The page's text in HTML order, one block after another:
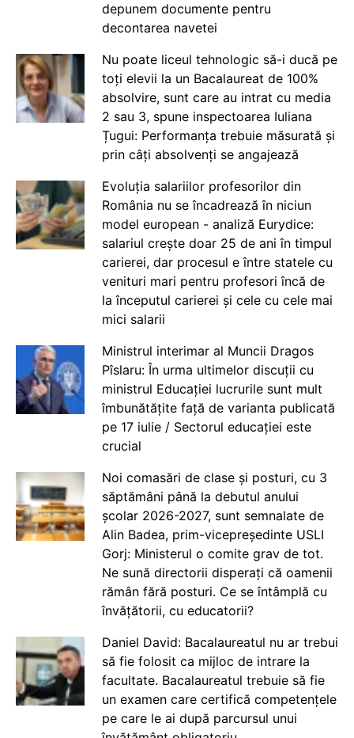
depunem documente pentru
decontarea navetei
Nu poate liceul tehnologic să-i ducă pe
toți elevii la un Bacalaureat de 100%
absolvire, sunt care au intrat cu media
2 sau 3, spune inspectoarea Iuliana
Țugui: Performanța trebuie măsurată și
prin câți absolvenți se angajează
Evoluția salariilor profesorilor din
România nu se încadrează în niciun
model european - analiză Eurydice:
salariul crește doar 25 de ani în timpul
carierei, dar procesul e între statele cu
venituri mari pentru profesori încă de
la începutul carierei și cele cu cele mai
mici salarii
Ministrul interimar al Muncii Dragos
Pîslaru: În urma ultimelor discuții cu
ministrul Educației lucrurile sunt mult
îmbunătățite față de varianta publicată
pe 17 iulie / Sectorul educației este
crucial
Noi comasări de clase și posturi, cu 3
săptămâni până la debutul anului
școlar 2026-2027, sunt semnalate de
Alin Badea, prim-vicepreședinte USLI
Gorj: Ministerul o comite grav de tot.
Ne sună directorii disperați că oamenii
rămân fără posturi. Ce se întâmplă cu
învățătorii, cu educatorii?
Daniel David: Bacalaureatul nu ar trebui
să fie folosit ca mijloc de intrare la
facultate. Bacalaureatul trebuie să fie
un examen care certifică competențele
pe care le ai după parcursul unui